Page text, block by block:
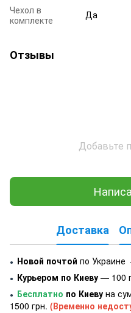
Чехол в
комплекте
Да
Отзывы
Добавьте
Доставка
● Новой почтой по Украине
● Курьером по Киеву — 100
● Бесплатно по Киеву на
1500 грн. (Временно